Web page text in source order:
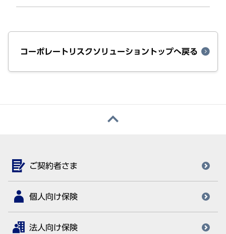
コーポレートリスクソリューショントップへ戻る
ご契約者さま
個人向け保険
法人向け保険